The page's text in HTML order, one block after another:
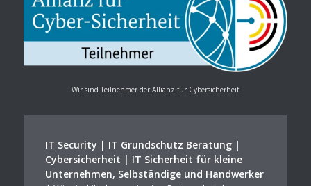
Wir sind Teilnehmer der Allianz für Cybersicherheit
IT Security | IT Grundschutz Beratung|
Cybersicherheit | IT Sicherheit für kleine
Unternehmen, Selbständige und Handwerker